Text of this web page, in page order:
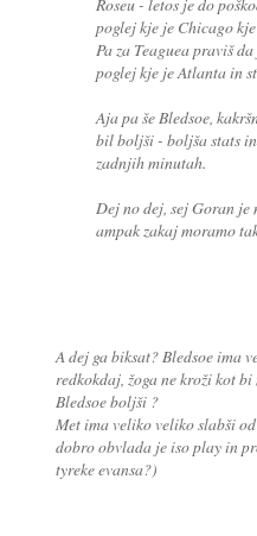
Roseu - letos je do
poglej kje je Chicago
Pa za Teaguea praviš
poglej kje je Atlanta in
Aja pa še Bledsoe,
bil boljši - boljša stats
zadnjih minutah.
Dej no dej, sej Goran je
ampak zakaj moramo
A dej ga biksat? Bledsoe ima
redkokdaj, žoga ne kroži kot
Bledsoe boljši ?
Met ima veliko veliko slabši
dobro obvlada je iso play in
tyreke evansa?)